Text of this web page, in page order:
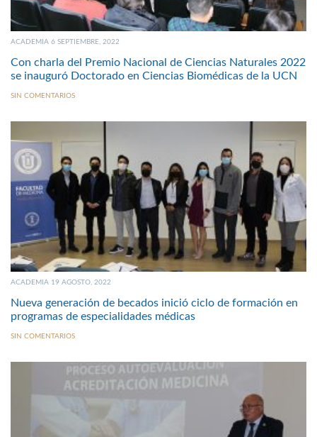
ACADEMIA 6 SEPTIEMBRE, 2022
Con charla del Premio Nacional de Ciencias Naturales 2022
se inauguró Doctorado en Ciencias Biomédicas de la UCN
SIN COMENTARIOS
ACADEMIA 19 AGOSTO, 2022
Nueva generación de becados inició ciclo de formación en
programas de especialidades médicas
SIN COMENTARIOS